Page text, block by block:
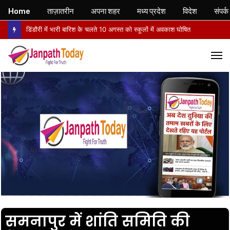
डिंडौरी में भारी बारिश के चलते 10 अगस्त को स्कूलों में अवकाश घोषित
समनापुर में शांति समिति की
Home ताज़ातरीन अपना शहर मध्य प्रदेश विदेश संपर्क